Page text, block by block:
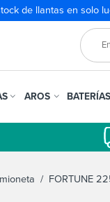
de llantas en solo
AROS BATERÍAS
/ FORTUNE